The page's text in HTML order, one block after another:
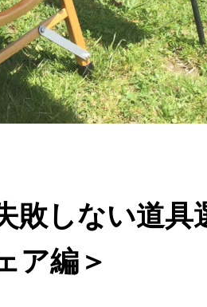
敗しない道具
ア編＞